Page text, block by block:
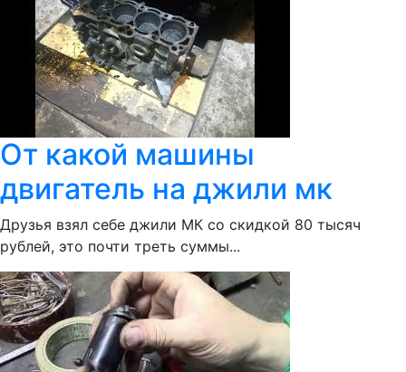
От какой машины
двигатель на джили мк
Друзья взял себе джили МК со скидкой 80 тысяч
рублей, это почти треть суммы...